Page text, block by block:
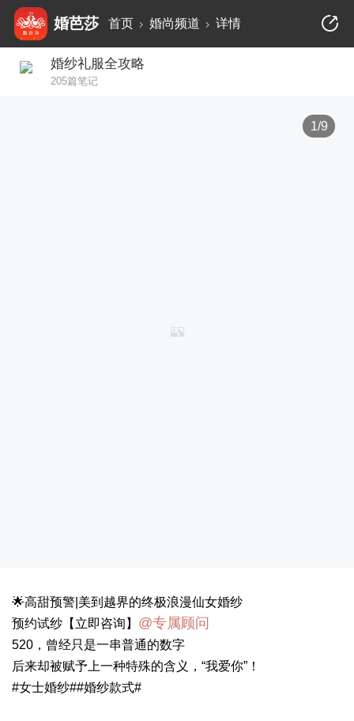
婚芭莎 首页 婚尚频道 详情
婚纱礼服全攻略
205篇笔记
1/9
🌟高甜预警|美到越界的终极浪漫仙女婚纱
预约试纱【立即咨询】 @专属顾问
520，曾经只是一串普通的数字
后来却被赋予上一种特殊的含义，“我爱你”！
#女士婚纱##婚纱款式#